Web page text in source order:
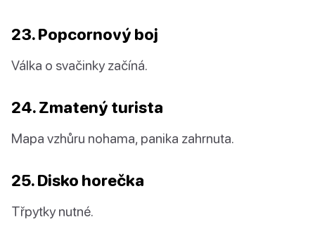
23. Popcornový boj
Válka o svačinky začíná.
24. Zmatený turista
Mapa vzhůru nohama, panika zahrnuta.
25. Disko horečka
Třpytky nutné.